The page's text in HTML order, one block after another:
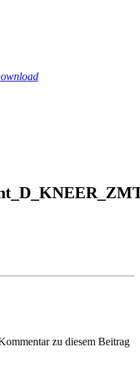
zu diesem Beitrag